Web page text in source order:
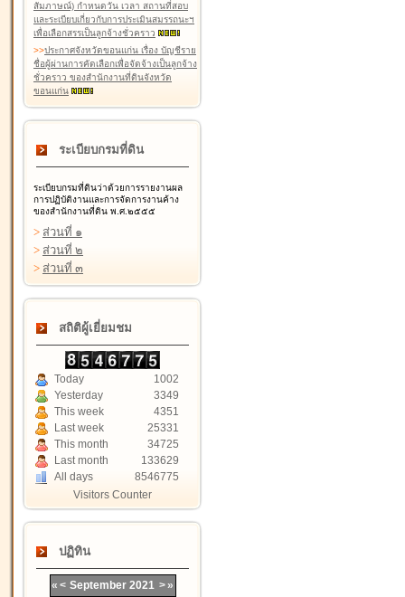
สัมภาษณ์) กำหนดวัน เวลา สถานที่สอบ
และระเบียบเกี่ยวกับการประเมินสมรรถนะฯ
เพื่อเลือกสรรเป็นลูกจ้างชั่วคราว
>>ประกาศจังหวัดขอนแก่น เรื่อง บัญชีราย
ชื่อผู้ผ่านการคัดเลือกเพื่อจัดจ้างเป็นลูกจ้าง
ชั่วคราว ของสำนักงานที่ดินจังหวัด
ขอนแก่น
ระเบียบกรมที่ดิน
ระเบียบกรมที่ดินว่าด้วยการรายงานผล
การปฏิบัติงานและการจัดการงานค้าง
ของสำนักงานที่ดิน พ.ศ.๒๕๕๕
> ส่วนที่ ๑
> ส่วนที่ ๒
> ส่วนที่ ๓
สถิติผู้เยี่ยมชม
Today
1002
Yesterday
3349
This week
4351
Last week
25331
This month
34725
Last month
133629
All days
8546775
Visitors Counter
ปฏิทิน
« < September 2021 >»